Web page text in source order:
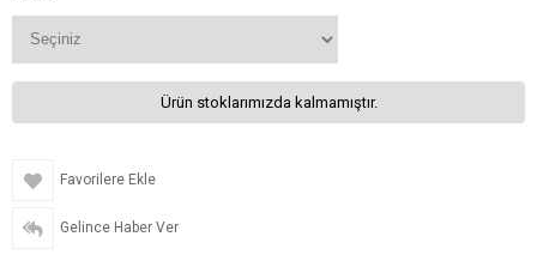
Ürün stoklarımızda kalmamıştır.
Favorilere Ekle
Gelince Haber Ver